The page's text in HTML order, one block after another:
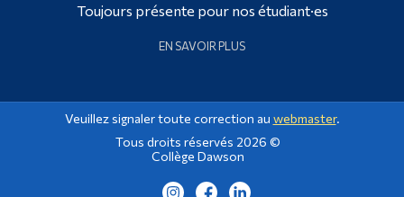
Toujours présente pour nos étudiant·es
EN SAVOIR PLUS
Veuillez signaler toute correction au webmaster.
Tous droits réservés 2026 ©
Collège Dawson